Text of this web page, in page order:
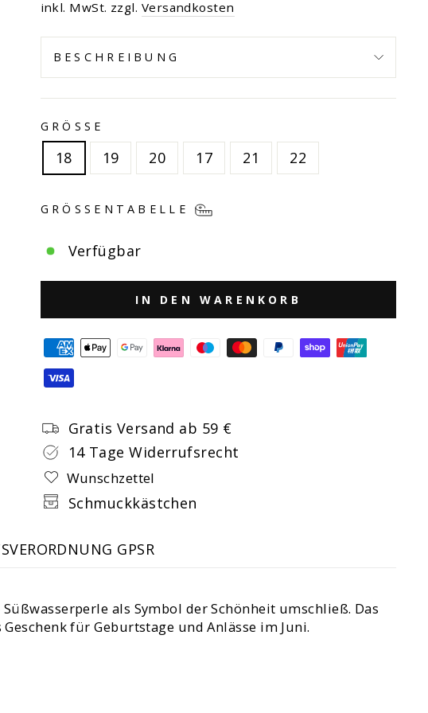
Preis
inkl. MwSt. zzgl. Versandkosten
BESCHREIBUNG
GRÖSSE
18 19 20 17 21 22
GRÖSSENTABELLE
Verfügbar
IN DEN WARENKORB
Gratis Versand ab 59 €
14 Tage Widerrufsrecht
Wunschzettel
Schmuckkästchen
GPSR
als Symbol der Schönheit umschließ. Das
für Geburtstage und Anlässe im Juni.